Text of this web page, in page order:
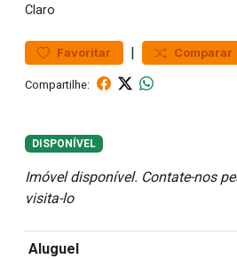
Claro
Favoritar | Comparar
Compartilhe:
DISPONÍVEL
Imóvel disponível. Contate-nos
visita-lo
Aluguel